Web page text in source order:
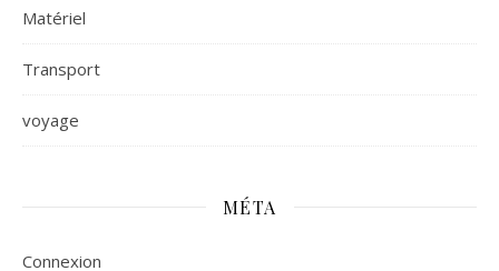
Matériel
Transport
voyage
MÉTA
Connexion